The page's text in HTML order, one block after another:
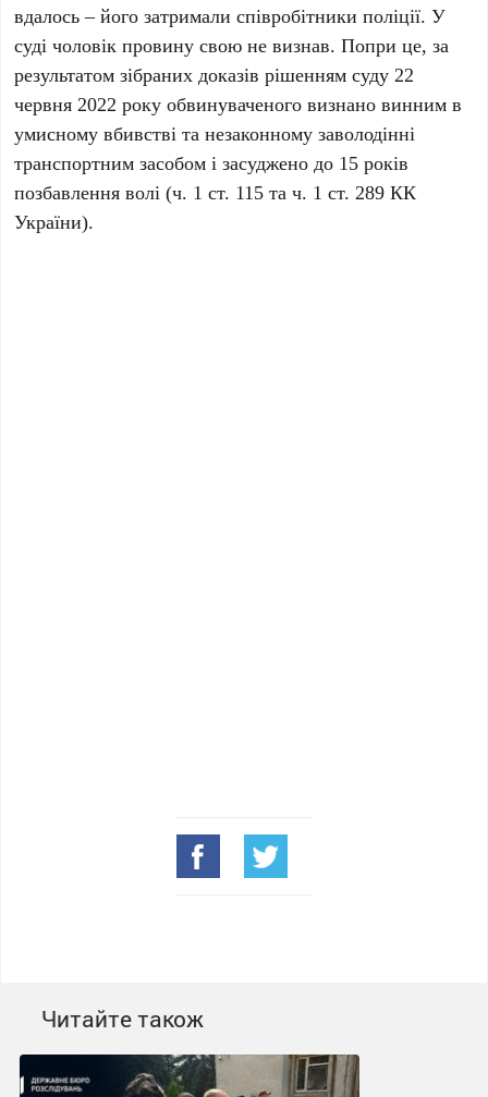
вдалось – його затримали співробітники поліції. У
суді чоловік провину свою не визнав. Попри це, за
результатом зібраних доказів рішенням суду 22
червня 2022 року обвинуваченого визнано винним в
умисному вбивстві та незаконному заволодінні
транспортним засобом і засуджено до 15 років
позбавлення волі (ч. 1 ст. 115 та ч. 1 ст. 289 КК
України).
Читайте також